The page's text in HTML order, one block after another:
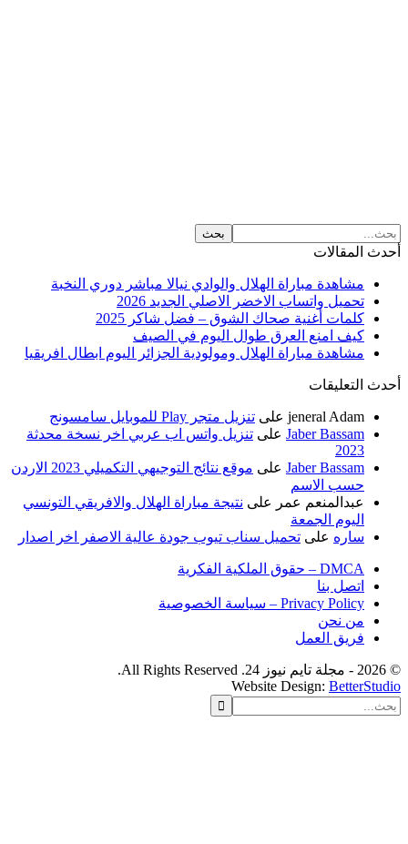
مشاهدة مباراة الهلال والوادي نيالا مباشر دوري النخبة
تحميل واتساب الاخضر الاصلي الجديد 2026
كلمات أغنية صحاك الشوق – فضل شاكر 2025
كيف امنع العرق طوال اليوم في الصيف
مشاهدة مباراة الهلال ومولودية الجزائر اليوم ابطال افريقيا
jeneral Adamعلىتنزيل متجر Play للموبايل سامسونج
Jaber Bassamعلىتنزيل واتس اب عربي اخر نسخة محدثة
Jaber Bassamعلى
موقع نتائج التوجيهي التكميلي 2023 الاردن
حسب الاسم
عبدالمنعم عمرعلىنتيجة مباراة الهلال والافريقي التونسي
اليوم الجمعة
سارهعلى تحميل سناب تيوب جودة عالية الاصفر اخر اصدار
DMCA – حقوق الملكية الفكرية
اتصل بنا
Privacy Policy – سياسة الخصوصية
من نحن
فريق العمل
Website Design: